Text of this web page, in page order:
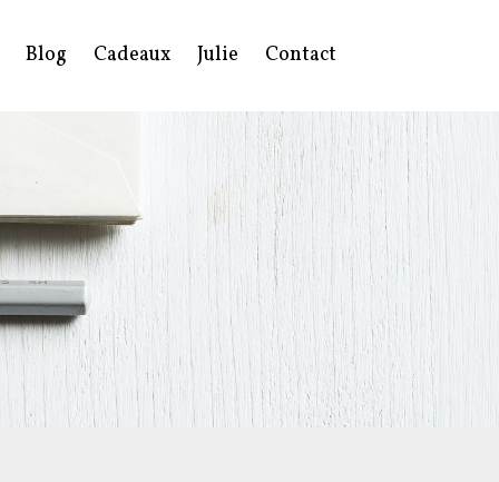
Blog Cadeaux Julie Contact